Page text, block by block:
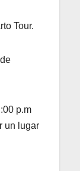
Tour.
p.m
un lugar